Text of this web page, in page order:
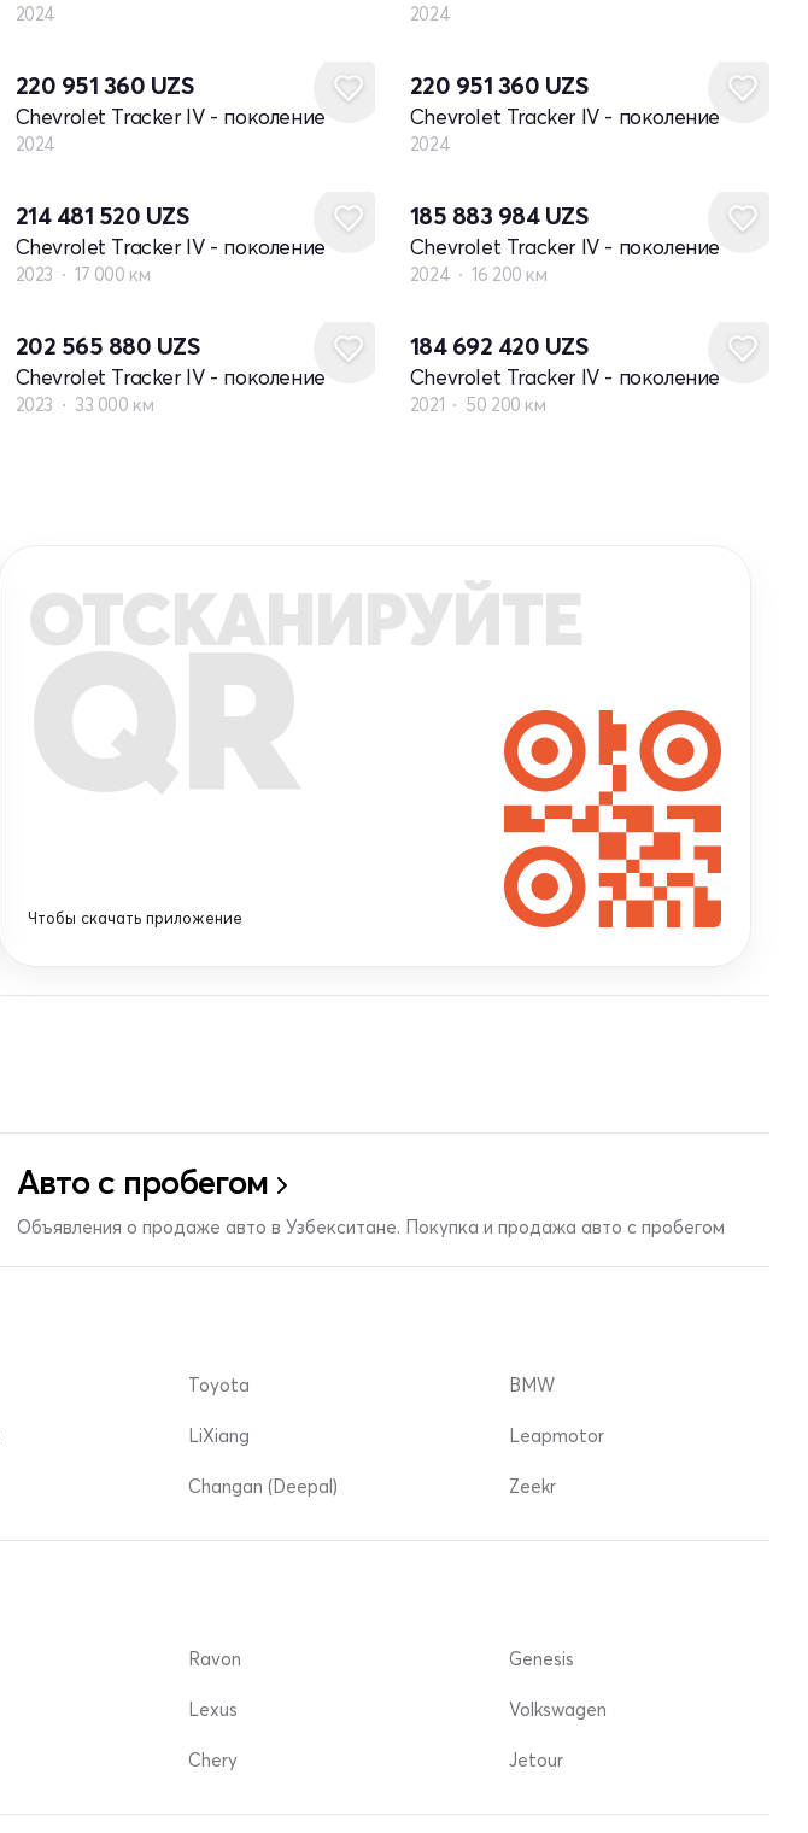
2024 2024
220 951 360 UZS
Chevrolet Tracker IV - поколение
2024
220 951 360 UZS
Chevrolet Tracker IV - поколение
2024
214 481 520 UZS
Chevrolet Tracker IV - поколение
2023 17 000 км
185 883 984 UZS
Chevrolet Tracker IV - поколение
2024 16 200 км
202 565 880 UZS
Chevrolet Tracker IV - поколение
2023 33 000 км
184 692 420 UZS
Chevrolet Tracker IV - поколение
2021 50 200 км
ОТСКАНИРУЙТЕ
QR
Чтобы скачать приложение
Авто с пробегом
Объявления о продаже авто в Узбекситане. Покупка и продажа авто с пробегом
Toyota
LiXiang
Changan (Deepal)
BMW
Leapmotor
Zeekr
Ravon
Lexus
Chery
Genesis
Volkswagen
Jetour